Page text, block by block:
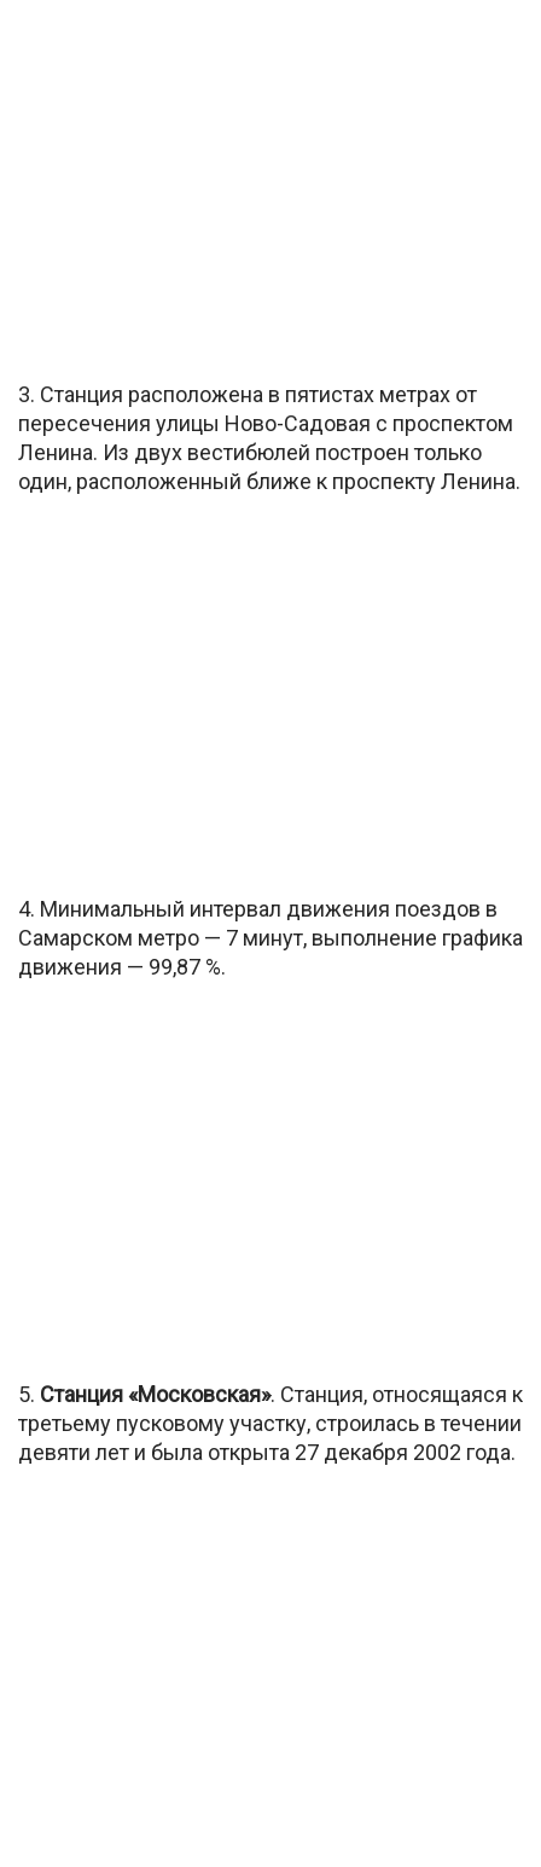
3. Станция расположена в пятистах метрах от
пересечения улицы Ново-Садовая с проспектом
Ленина. Из двух вестибюлей построен только
один, расположенный ближе к проспекту Ленина.
4. Минимальный интервал движения поездов в
Самарском метро — 7 минут, выполнение графика
движения — 99,87 %.
5. Станция «Московская». Станция, относящаяся к
третьему пусковому участку, строилась в течении
девяти лет и была открыта 27 декабря 2002 года.